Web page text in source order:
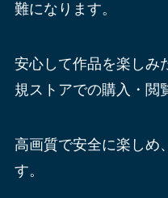
難になります。
安心して作品を楽しみ
規ストアでの購入・閲
高画質で安全に楽しめ
す。